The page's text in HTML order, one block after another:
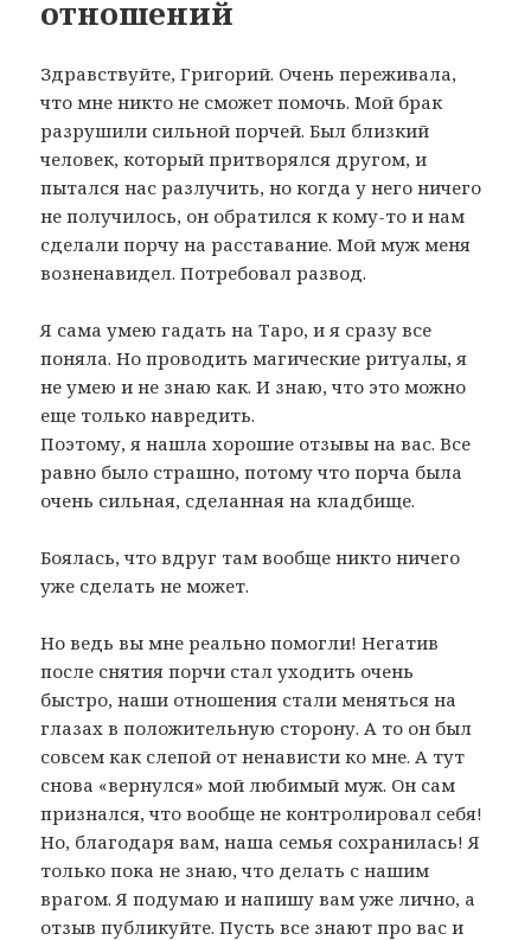
отношений
Здравствуйте, Григорий. Очень переживала,
что мне никто не сможет помочь. Мой брак
разрушили сильной порчей. Был близкий
человек, который притворялся другом, и
пытался нас разлучить, но когда у него ничего
не получилось, он обратился к кому-то и нам
сделали порчу на расставание. Мой муж меня
возненавидел. Потребовал развод.
Я сама умею гадать на Таро, и я сразу все
поняла. Но проводить магические ритуалы, я
не умею и не знаю как. И знаю, что это можно
еще только навредить.
Поэтому, я нашла хорошие отзывы на вас. Все
равно было страшно, потому что порча была
очень сильная, сделанная на кладбище.
Боялась, что вдруг там вообще никто ничего
уже сделать не может.
Но ведь вы мне реально помогли! Негатив
после снятия порчи стал уходить очень
быстро, наши отношения стали меняться на
глазах в положительную сторону. А то он был
совсем как слепой от ненависти ко мне. А тут
снова «вернулся» мой любимый муж. Он сам
признался, что вообще не контролировал себя!
Но, благодаря вам, наша семья сохранилась! Я
только пока не знаю, что делать с нашим
врагом. Я подумаю и напишу вам уже лично, а
отзыв публикуйте. Пусть все знают про вас и